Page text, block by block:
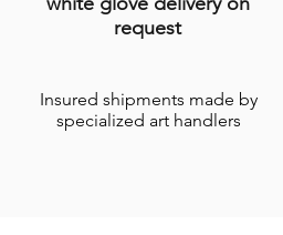
request
Insured shipments made by
specialized art handlers